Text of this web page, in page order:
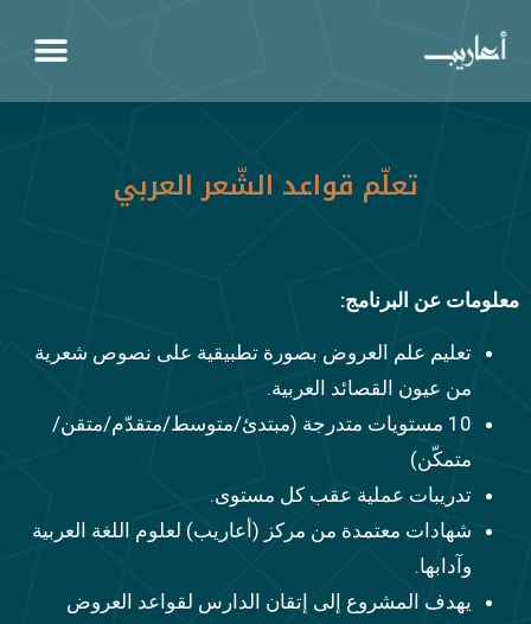
تعلّم قواعد الشّعر العربي
معلومات عن البرنامج:
تعليم علم العروض بصورة تطبيقية على نصوص شعرية
من عيون القصائد العربية.
10 مستويات متدرجة (مبتدئ/متوسط/متقدّم/متقن/
متمكّن)
تدريبات عملية عقب كل مستوى.
شهادات معتمدة من مركز (أعاريب) لعلوم اللغة العربية
وآدابها.
يهدف المشروع إلى إتقان الدارس لقواعد العروض